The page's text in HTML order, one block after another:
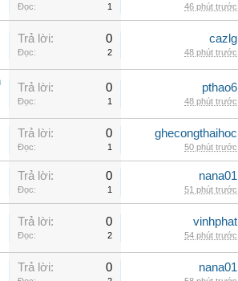
Đọc: 1 46 phút trước
Trả lời: 0
Đọc: 2
cazlg
48 phút trước
Trả lời: 0
Đọc: 1
pthao6
48 phút trước
Trả lời: 0
Đọc: 1
ghecongthaihoc
50 phút trước
Trả lời: 0
Đọc: 1
nana01
51 phút trước
Trả lời: 0
Đọc: 2
vinhphat
54 phút trước
Trả lời: 0 nana01